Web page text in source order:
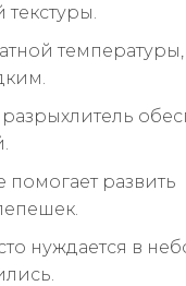
развить
нуждается в